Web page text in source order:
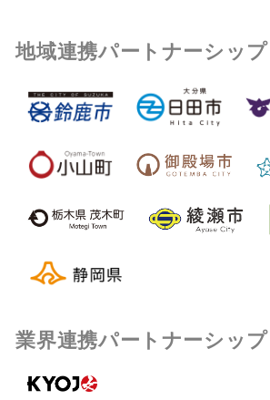
地域連携パートナーシップ
業界連携パートナーシップ